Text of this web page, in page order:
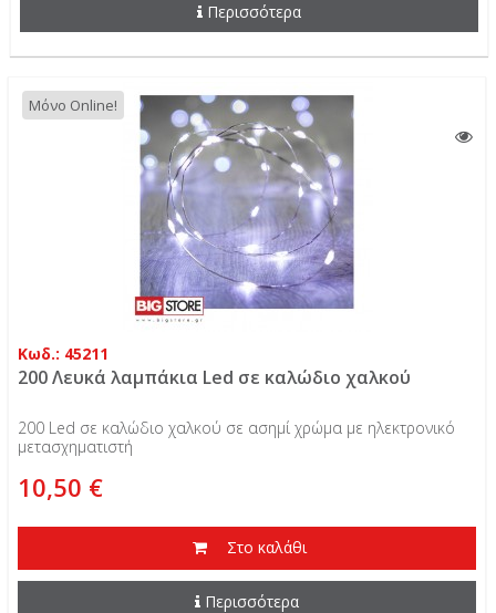
Περισσότερα
Μόνο Online!
Κωδ.: 45211
200 Λευκά λαμπάκια Led σε καλώδιο χαλκού
200 Led σε καλώδιο χαλκού σε ασημί χρώμα με ηλεκτρονικό
μετασχηματιστή
10,50 €
Στο καλάθι
Περισσότερα